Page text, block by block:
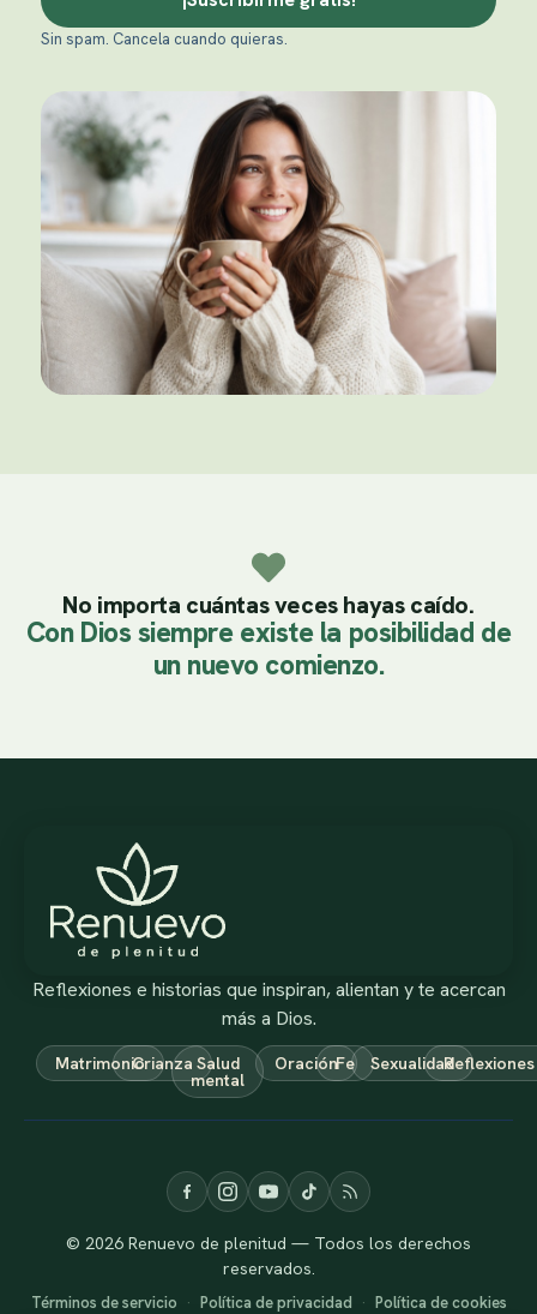
Sin spam. Cancela cuando quieras.
No importa cuántas veces hayas caído.
Con Dios siempre existe la posibilidad de
un nuevo comienzo.
Reflexiones e historias que inspiran, alientan y te acercan
más a Dios.
MatrimonioCrianza Salud
mental
OraciónFe SexualidadReflexiones
© 2026 Renuevo de plenitud — Todos los derechos
reservados.
Términos de servicio · Política de privacidad · Política de cookies